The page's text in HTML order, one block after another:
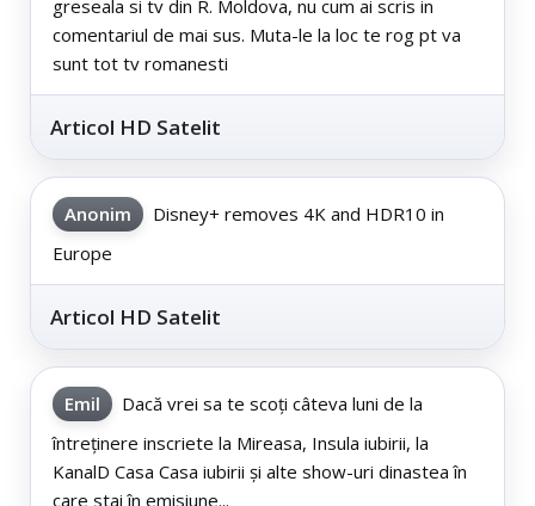
greseala si tv din R. Moldova, nu cum ai scris in
comentariul de mai sus. Muta-le la loc te rog pt va
sunt tot tv romanesti
Articol HD Satelit
Anonim
Disney+ removes 4K and HDR10 in
Europe
Articol HD Satelit
Emil
Dacă vrei sa te scoți câteva luni de la
întreținere inscriete la Mireasa, Insula iubirii, la
KanalD Casa Casa iubirii și alte show-uri dinastea în
care stai în emisiune...